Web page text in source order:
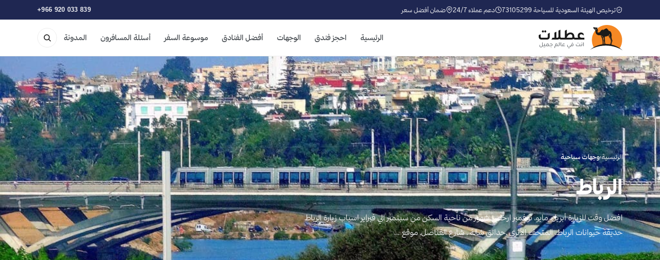
ترخيص الهيئة السعودية للسياحة 73105299 دعم عملاء 24/7 ضمان أفضل سعر +966 920 033 839
الرئيسية احجز فندق الوجهات أفضل الفنادق موسوعة السفر أسئلة المسافرون المدونة
الرئيسية›وجهات سياحية
الرباط
افضل وقت للزيارة أبريل، مايو، نوفمبر ارخص شهور من ناحية السكن من سبتمبر الي فبراير اسباب زيارة الرباط
حديقة حيوانات الرباط، المتحف الأثري ،حدائق شالة ، شارع القناصل، موقع …